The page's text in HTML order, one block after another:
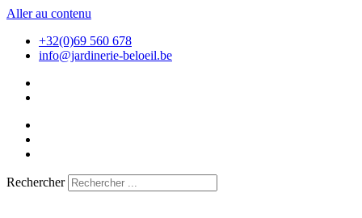
Aller au contenu
+32(0)69 560 678
info@jardinerie-beloeil.be
Rechercher